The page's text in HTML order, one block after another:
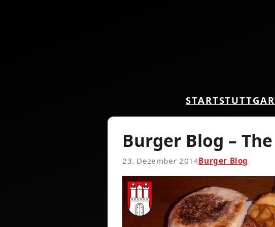
START
Burger Blog –
23. Dezember 2014Burger Blog